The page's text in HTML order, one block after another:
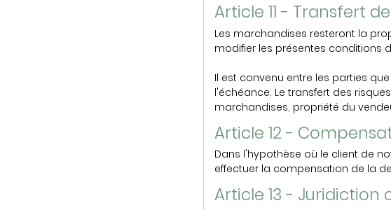
Article 11 - Transfert
Les marchandises resteront la
modifier les présentes conditions
Il est convenu entre les parties
l'échéance. Le transfert des
marchandises, propriété du
Article 12 -
Dans l'hypothèse où le client de
effectuer la compensation de la
Article 13 -